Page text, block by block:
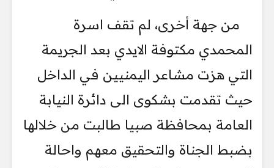
‏ من جهة أخرى، لم تقف اسرة
المحمدي مكتوفة الايدي بعد الجريمة
التي ‏هزت مشاعر اليمنيين في الداخل
‏حيث تقدمت بشكوى الى دائرة النيابة
العامة ‏بمحافظة صبيا طالبت من خلالها
بضبط الجناة والتحقيق معهم ‏واحالة